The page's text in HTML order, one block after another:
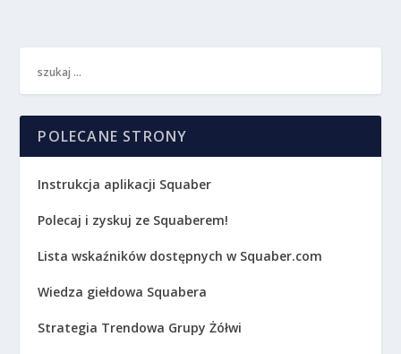
POLECANE STRONY
Instrukcja aplikacji Squaber
Polecaj i zyskuj ze Squaberem!
Lista wskaźników dostępnych w Squaber.com
Wiedza giełdowa Squabera
Strategia Trendowa Grupy Żółwi